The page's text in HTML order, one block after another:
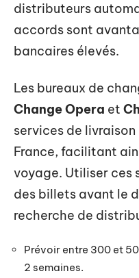
distributeurs
accords sont
bancaires élevés.
Les bureaux de
Change Opera et
services de livraison
France, facilitant
voyage. Utiliser ces
des billets avant le
recherche de
Prévoir entre 300 et
2 semaines.